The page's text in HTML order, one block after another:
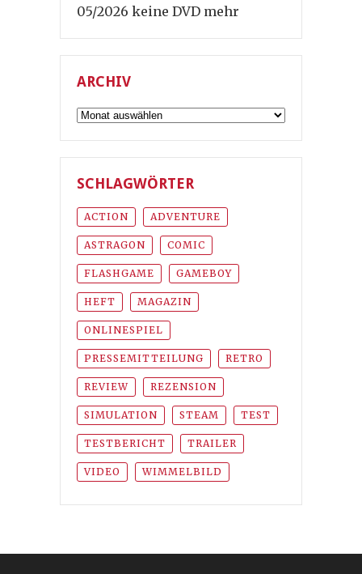
05/2026 keine DVD mehr
ARCHIV
Archiv
SCHLAGWÖRTER
ACTION ADVENTURE
ASTRAGON COMIC
FLASHGAME GAMEBOY
HEFT MAGAZIN
ONLINESPIEL
PRESSEMITTEILUNG RETRO
REVIEW REZENSION
SIMULATION STEAM TEST
TESTBERICHT TRAILER
VIDEO WIMMELBILD